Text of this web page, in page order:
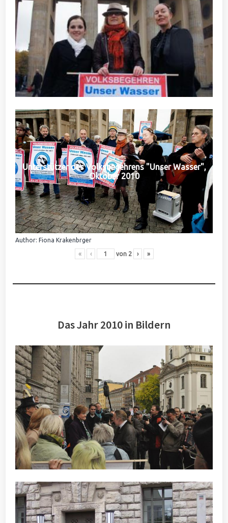
Unterstützer des Volksbegehrens "Unser Wasser",
Oktober 2010
Author: Fiona Krakenbrger
« ‹ von 2 › »
Das Jahr 2010 in Bildern